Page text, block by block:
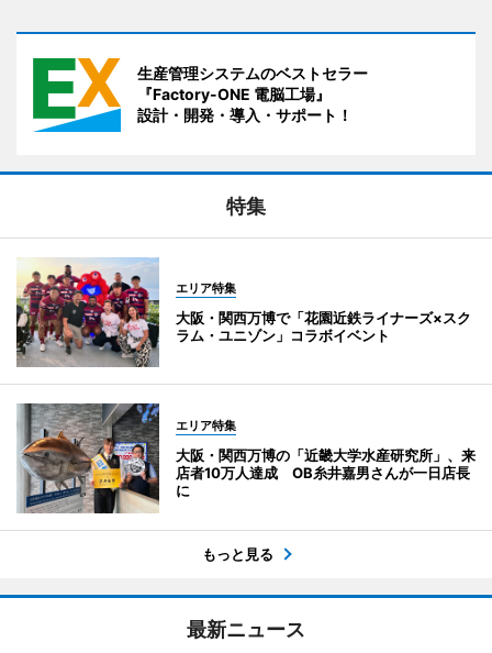
生産管理システムのベストセラー
『Factory-ONE 電脳工場』
設計・開発・導入・サポート！
特集
エリア特集
大阪・関西万博で「花園近鉄ライナーズ×スク
ラム・ユニゾン」コラボイベント
エリア特集
大阪・関西万博の「近畿大学水産研究所」、来
店者10万人達成 OB糸井嘉男さんが一日店長
に
もっと見る
最新ニュース